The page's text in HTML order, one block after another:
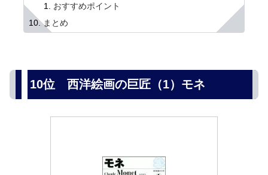
おすすめポイント
まとめ
10位 西洋絵画の巨匠（1）モネ